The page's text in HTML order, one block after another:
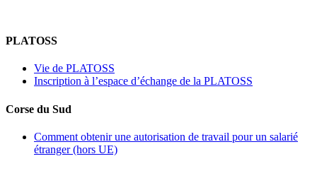
PLATOSS
Vie de PLATOSS
Inscription à l’espace d’échange de la PLATOSS
Corse du Sud
Comment obtenir une autorisation de travail pour un salarié
étranger (hors UE)